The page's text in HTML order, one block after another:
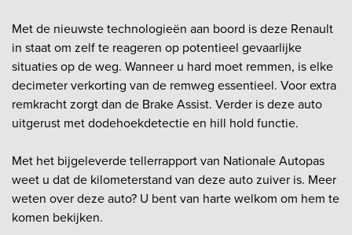
Met de nieuwste technologieën aan boord is deze Renault
in staat om zelf te reageren op potentieel gevaarlijke
situaties op de weg. Wanneer u hard moet remmen, is elke
decimeter verkorting van de remweg essentieel. Voor extra
remkracht zorgt dan de Brake Assist. Verder is deze auto
uitgerust met dodehoekdetectie en hill hold functie.
Met het bijgeleverde tellerrapport van Nationale Autopas
weet u dat de kilometerstand van deze auto zuiver is. Meer
weten over deze auto? U bent van harte welkom om hem te
komen bekijken.